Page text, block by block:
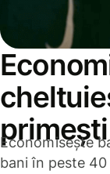
Economisește
bani în peste